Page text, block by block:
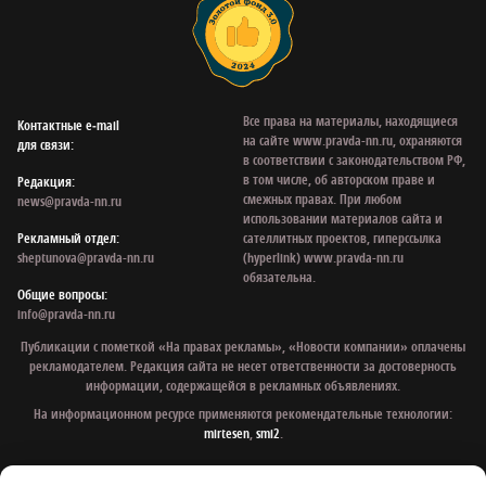
Контактные e‑mail
для связи:
Редакция:
news@pravda-nn.ru
Рекламный отдел:
sheptunova@pravda-nn.ru
Общие вопросы:
info@pravda-nn.ru
Все права на материалы, находящиеся
на сайте www.pravda-nn.ru, охраняются
в соответствии с законодательством РФ,
в том числе, об авторском праве и
смежных правах. При любом
использовании материалов сайта и
сателлитных проектов, гиперссылка
(hyperlink) www.pravda-nn.ru
обязательна.
Публикации с пометкой «На правах рекламы», «Новости компании» оплачены
рекламодателем. Редакция сайта не несет ответственности за достоверность
информации, содержащейся в рекламных объявлениях.
На информационном ресурсе применяются рекомендательные технологии:
mirtesen,smi2.